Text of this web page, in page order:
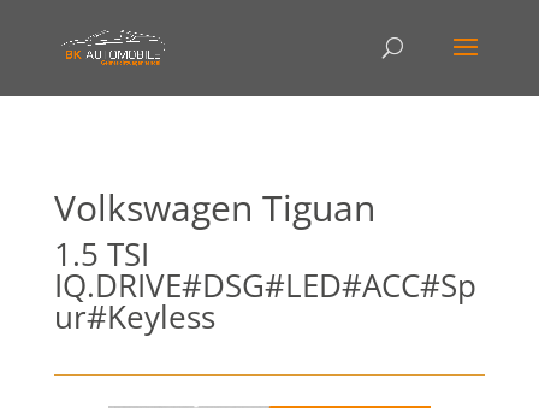
Volkswagen Tiguan
1.5 TSI
IQ.DRIVE#DSG#LED#ACC#Sp
ur#Keyless